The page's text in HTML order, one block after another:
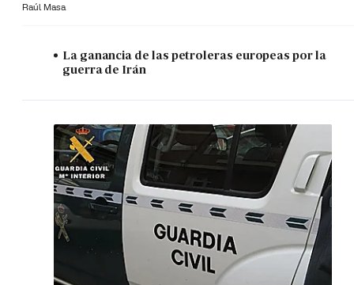
Raúl Masa
La ganancia de las petroleras europeas por la
guerra de Irán